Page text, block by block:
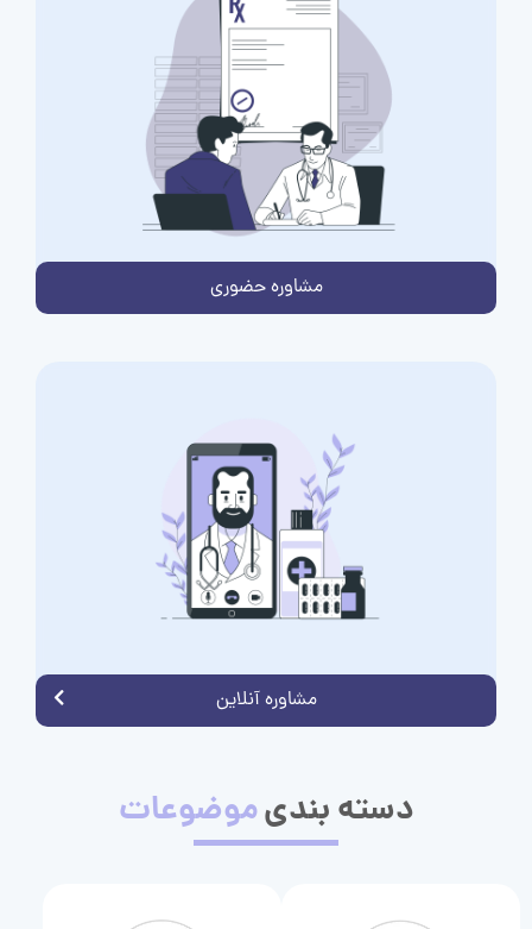
مشاوره حضوری
مشاوره آنلاین
دسته بندیموضوعات